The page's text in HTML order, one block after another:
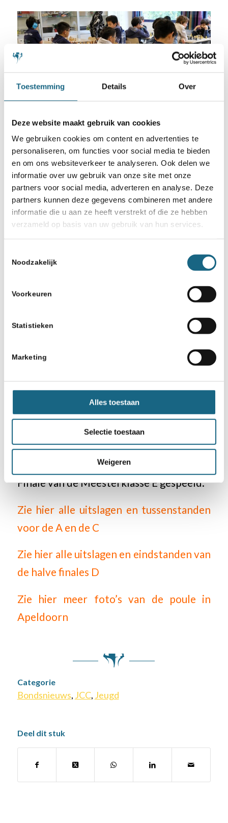
Toestemming Details Over
Deze website maakt gebruik van cookies
We gebruiken cookies om content en advertenties te
personaliseren, om functies voor social media te bieden
en om ons websiteverkeer te analyseren. Ook delen we
informatie over uw gebruik van onze site met onze
partners voor social media, adverteren en analyse. Deze
partners kunnen deze gegevens combineren met andere
informatie die u aan ze heeft verstrekt of die ze hebben
verzameld op basis van uw gebruik van hun services.
Noodzakelijk
Voorkeuren
Statistieken
Marketing
Alles toestaan
Selectie toestaan
Weigeren
Het team van Klim-Op D1 plaatste zich voor de finale (foto
Ed van der Meulen)
De finale is op 6 december in Groningen.
Helaas wisten geen van de noordelijke
teams zich dit keer te plaatsen. Ten Boer
nog het dichtst in de buurt met een resp.
D1-Groningen die pas een week voor de
halve finale het team rond kreeg als
vervanger voor het team van SHTV D1.
Standen, uitslagen en meer foto’s
Op 15 november is alweer de volgende
speelronde. Dan is VAS-Amsterdam de
gastheer voor de Meesterklasse A, C en
Promotieklasse A teams. In Leiden bij Op
Eigen Wieken wordt tegelijkertijd de
Finale van de Meesterklasse E gespeeld.
Zie hier alle uitslagen en tussenstanden
voor de A en de C
Zie hier alle uitslagen en eindstanden van
de halve finales D
Zie hier meer foto’s van de poule in
Apeldoorn
Categorie
Bondsnieuws, JCC, Jeugd
Deel dit stuk